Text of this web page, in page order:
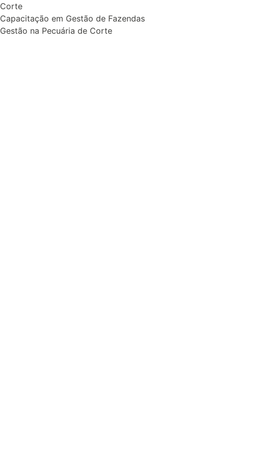
Corte
Capacitação em Gestão de Fazendas
Gestão na Pecuária de Corte